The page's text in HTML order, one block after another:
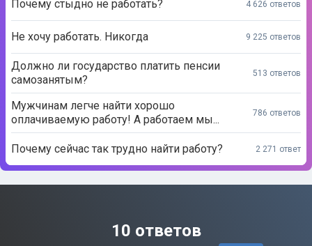
Почему стыдно не работать? 4 626 ответов
Не хочу работать. Никогда 9 225 ответов
Должно ли государство платить пенсии
самозанятым?
513 ответов
Мужчинам легче найти хорошо
оплачиваемую работу! А работаем мы...
786 ответов
Почему сейчас так трудно найти работу? 2 271 ответ
10 ответов